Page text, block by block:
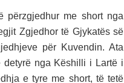
përzgjedhur me short nga
Zgjedhor të Gjykatës së
për Kuvendin. Ata
detyrë nga Këshilli i Lartë i
e tyre me short, të tetë